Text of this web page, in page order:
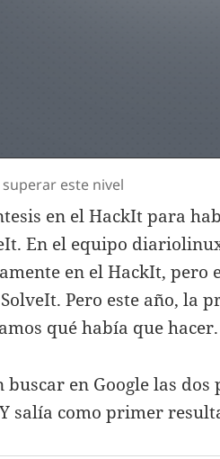
este nivel
en el HackIt para
En el equipo
en el HackIt, pero
Pero este año, la
qué había que hacer.
en Google las
salía como primer